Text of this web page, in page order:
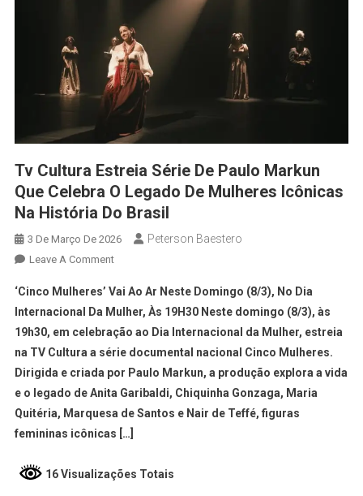
Tv Cultura Estreia Série De Paulo Markun
Que Celebra O Legado De Mulheres Icônicas
Na História Do Brasil
3 De Março De 2026 Peterson Baestero
Leave A Comment
‘Cinco Mulheres’ Vai Ao Ar Neste Domingo (8/3), No Dia
Internacional Da Mulher, Às 19H30 Neste domingo (8/3), às
19h30, em celebração ao Dia Internacional da Mulher, estreia
na TV Cultura a série documental nacional Cinco Mulheres.
Dirigida e criada por Paulo Markun, a produção explora a vida
e o legado de Anita Garibaldi, Chiquinha Gonzaga, Maria
Quitéria, Marquesa de Santos e Nair de Teffé, figuras
femininas icônicas […]
16 Visualizações Totais